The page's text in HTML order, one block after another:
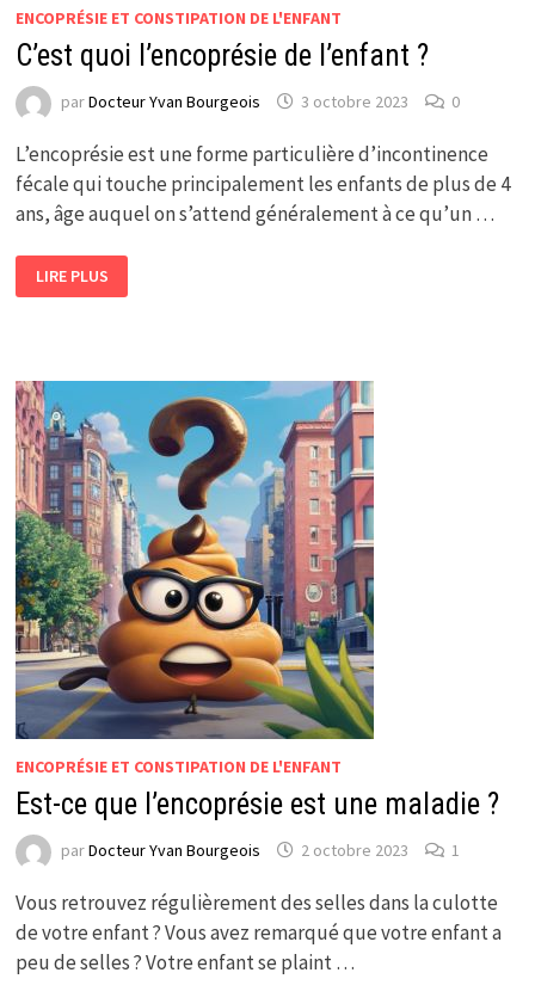
ENCOPRÉSIE ET CONSTIPATION DE L'ENFANT
C’est quoi l’encoprésie de l’enfant ?
parDocteur Yvan Bourgeois 3 octobre 2023 0
L’encoprésie est une forme particulière d’incontinence
fécale qui touche principalement les enfants de plus de 4
ans, âge auquel on s’attend généralement à ce qu’un …
C’EST
QUOI
L’ENCOPRÉSIE
LIRE PLUS
ENCOPRÉSIE ET CONSTIPATION DE L'ENFANT
Est-ce que l’encoprésie est une maladie ?
parDocteur Yvan Bourgeois 2 octobre 2023 1
Vous retrouvez régulièrement des selles dans la culotte
de votre enfant ? Vous avez remarqué que votre enfant a
peu de selles ? Votre enfant se plaint …